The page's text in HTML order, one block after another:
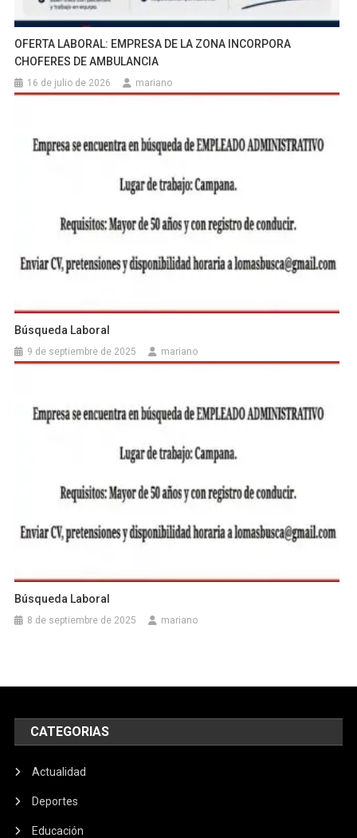
OFERTA LABORAL: EMPRESA DE LA ZONA INCORPORA
CHOFERES DE AMBULANCIA
16 de julio de 2026 mariano
Búsqueda Laboral
9 de septiembre de 2025 mariano
Búsqueda Laboral
8 de septiembre de 2025 mariano
CATEGORIAS
Actualidad
Deportes
Educación